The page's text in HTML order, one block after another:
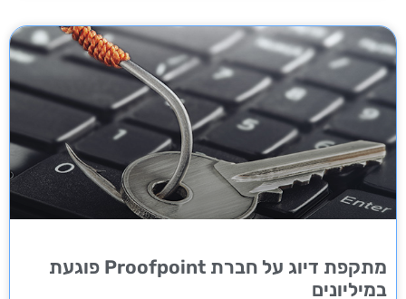
מתקפת דיוג על חברת Proofpoint פוגעת
במיליונים